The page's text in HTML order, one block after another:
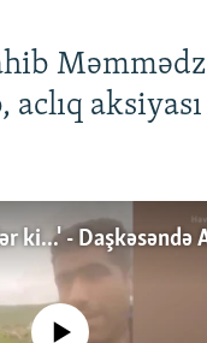
aclıq aksiyası
currently